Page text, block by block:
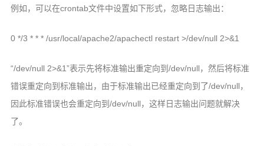
例如，可以在crontab文件中设置如下形式，忽略日志输出：
0 */3 * * * /usr/local/apache2/apachectl restart >/dev/null 2>&1
“/dev/null 2>&1”表示先将标准输出重定向到/dev/null，然后将标准
错误重定向到标准输出，由于标准输出已经重定向到了/dev/null，
因此标准错误也会重定向到/dev/null，这样日志输出问题就解决
了。